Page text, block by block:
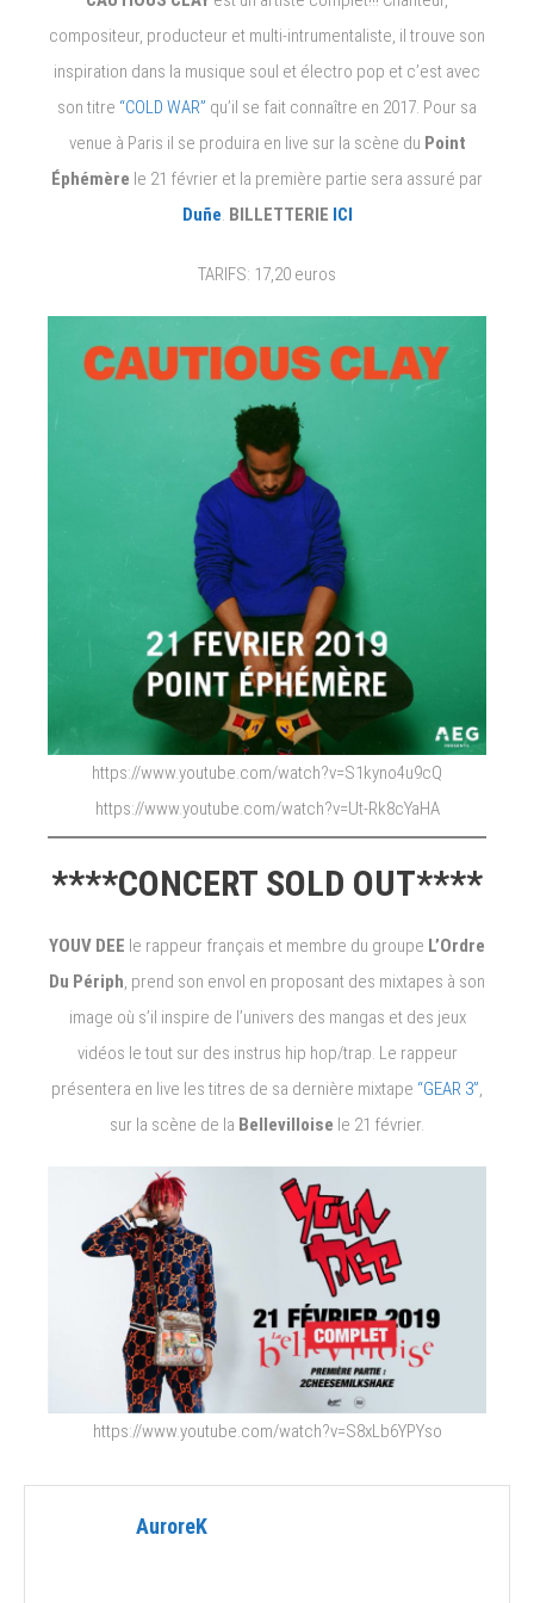
compositeur, producteur et multi-intrumentaliste, il trouve son
inspiration dans la musique soul et électro pop et c’est avec
son titre “COLD WAR” qu’il se fait connaître en 2017. Pour sa
venue à Paris il se produira en live sur la scène du Point
Éphémère le 21 février et la première partie sera assuré par
Duñe. BILLETTERIE ICI
TARIFS: 17,20 euros
https://www.youtube.com/watch?v=S1kyno4u9cQ
https://www.youtube.com/watch?v=Ut-Rk8cYaHA
****CONCERT SOLD OUT****
YOUV DEE le rappeur français et membre du groupe L’Ordre
Du Périph, prend son envol en proposant des mixtapes à son
image où s’il inspire de l’univers des mangas et des jeux
vidéos le tout sur des instrus hip hop/trap. Le rappeur
présentera en live les titres de sa dernière mixtape “GEAR 3”,
sur la scène de la Bellevilloise le 21 février.
https://www.youtube.com/watch?v=S8xLb6YPYso
AuroreK